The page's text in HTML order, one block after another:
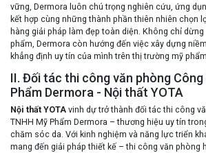
vững, Dermora luôn chú trọng nghiên cứu, ứng
kết hợp cùng những thành phần thiên nhiên chọn
hàng giải pháp làm đẹp toàn diện. Không chỉ
phẩm, Dermora còn hướng đến việc xây dựng
khẳng định uy tín của mình trên thị trường mỹ
II. Đối tác thi công văn phòng Công
Phẩm Dermora - Nội thất YOTA
Nội thất YOTA vinh dự trở thành đối tác thi công
TNHH Mỹ Phẩm Dermora – thương hiệu uy tín
chăm sóc da. Với kinh nghiệm và năng lực triển
mang đến giải pháp thiết kế – thi công văn phòng